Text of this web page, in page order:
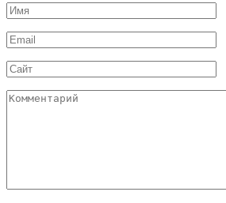
Имя
*
Email
*
Сайт
Комментарий